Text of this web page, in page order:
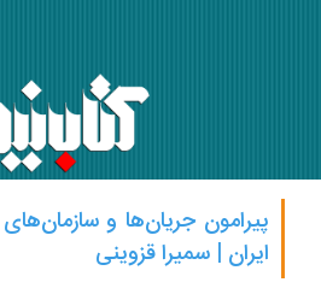
پیرامون جریان‌ها و سازمان‌های
ایران | سمیرا قزوینی